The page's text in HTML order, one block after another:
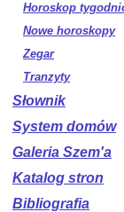
Horoskop
Nowe horoskopy
Zegar
Tranzyty
Słownik
System domów
Galeria Szem'a
Katalog stron
Bibliografia